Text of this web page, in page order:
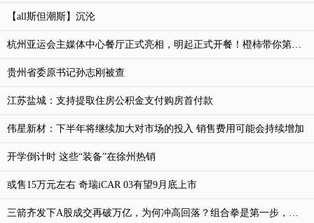
【all斯但潮斯】沉沦
杭州亚运会主媒体中心餐厅正式亮相，明起正式开餐！橙柿带你第一时间了解
贵州省委原书记孙志刚被查
江苏盐城：支持提取住房公积金支付购房首付款
伟星新材：下半年将继续加大对市场的投入 销售费用可能会持续增加
开学倒计时 这些“装备”在徐州热销
或售15万元左右 奇瑞iCAR 03有望9月底上市
三箭齐发下A股成交再破万亿，为何冲高回落？组合拳是第一步，政策还有空间